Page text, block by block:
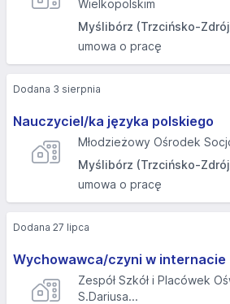
Wielkopolskim
Myślibórz (Trzcińsko-
umowa o pracę
Nauczyciel/ka języka polskiego
Młodzieżowy Ośrodek
Myślibórz (Trzcińsko-
umowa o pracę
Dodana 3 sierpnia
Wychowawca/czyni w internacie
Zespół Szkół i Placówek
S.Dariusa...
Dodana 27 lipca